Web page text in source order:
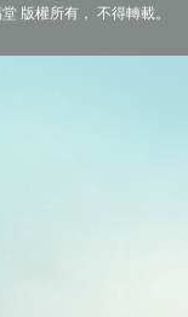
版權所有， 不得轉載。